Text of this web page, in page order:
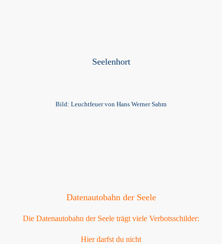
Seelenhort
Bild: Leuchtfeuer von Hans Werner Sahm
Datenautobahn der Seele
Die Datenautobahn der Seele trägt viele Verbotsschilder:
Hier darfst du nicht